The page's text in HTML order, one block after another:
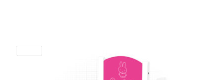
variaties.
Deze